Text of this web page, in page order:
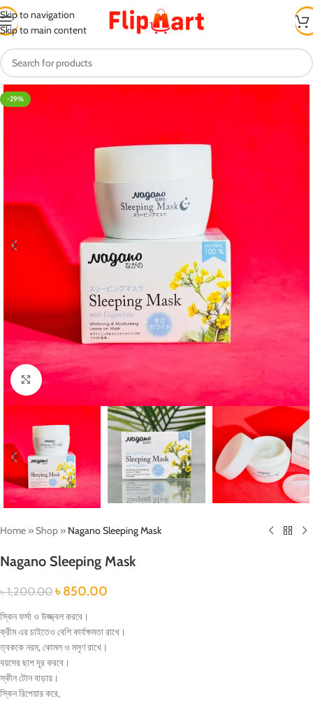
Skip to navigation
Skip to main content
-29%
Click to enlarge
Home »Shop » Nagano Sleeping Mask
Nagano Sleeping Mask
৳1,200.00 ৳850.00
স্কিন ফর্সা ও উজ্জ্বল করবে।
ক্রীম এর চাইতেও বেশি কার্যক্ষমতা রাখে।
ত্বককে নরম, কোমল ও মসৃণ রাখে।
বয়সের ছাপ দূর করবে।
স্কীন টোন বাড়ায়।
স্কিন রিপেয়ার করে,